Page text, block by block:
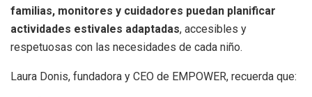
familias, monitores y cuidadores puedan planificar
actividades estivales adaptadas, accesibles y
respetuosas con las necesidades de cada niño.
Laura Donis, fundadora y CEO de EMPOWER, recuerda que: